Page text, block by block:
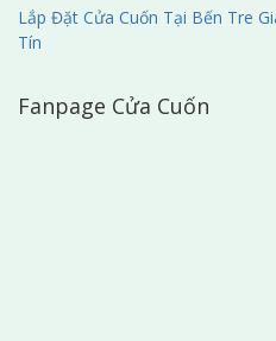
Lắp Đặt Cửa Cuốn Tại Bến Tre
Tín
Fanpage Cửa Cuốn